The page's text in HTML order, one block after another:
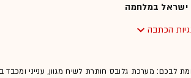
ישראל במלחמה
הכתבה
לבכם: מערכת גלובס חותרת לשיח מגוון, ענייני